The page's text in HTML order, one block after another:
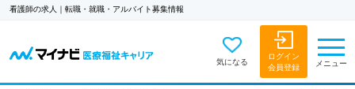
看護師の求人｜転職・就職・アルバイト募集情報
気になる
ログイン
会員登録
メニュー